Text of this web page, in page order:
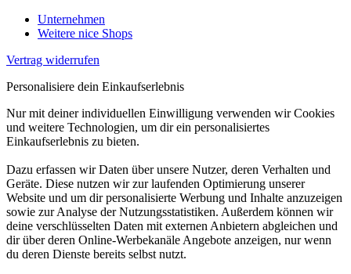
Unternehmen
Weitere nice Shops
Vertrag widerrufen
Personalisiere dein Einkaufserlebnis
Nur mit deiner individuellen Einwilligung verwenden wir Cookies
und weitere Technologien, um dir ein personalisiertes
Einkaufserlebnis zu bieten.
Dazu erfassen wir Daten über unsere Nutzer, deren Verhalten und
Geräte. Diese nutzen wir zur laufenden Optimierung unserer
Website und um dir personalisierte Werbung und Inhalte anzuzeigen
sowie zur Analyse der Nutzungsstatistiken. Außerdem können wir
deine verschlüsselten Daten mit externen Anbietern abgleichen und
dir über deren Online-Werbekanäle Angebote anzeigen, nur wenn
du deren Dienste bereits selbst nutzt.